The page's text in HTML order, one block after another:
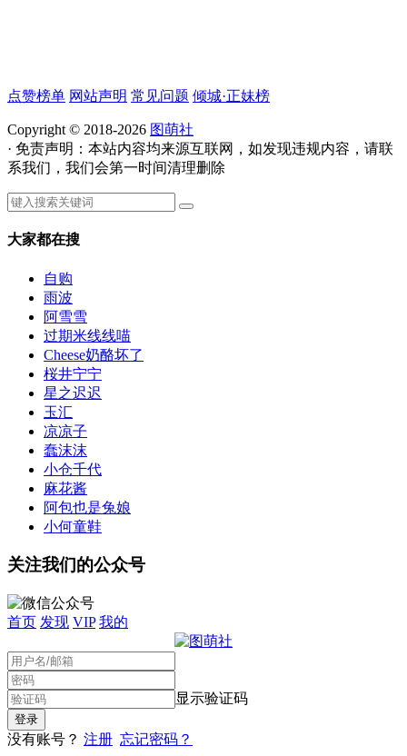
点赞榜单 网站声明 常见问题 倾城·正妹榜
Copyright © 2018-2026 图萌社
· 免责声明：本站内容均来源互联网，如发现违规内容，请联
系我们，我们会第一时间清理删除
大家都在搜
自购
雨波
阿雪雪
过期米线线喵
Cheese奶酪坏了
桜井宁宁
星之迟迟
玉汇
凉凉子
蠢沫沫
小仓千代
麻花酱
阿包也是兔娘
小何童鞋
关注我们的公众号
首页 发现 VIP 我的
显示验证码
没有账号？ 注册 忘记密码？